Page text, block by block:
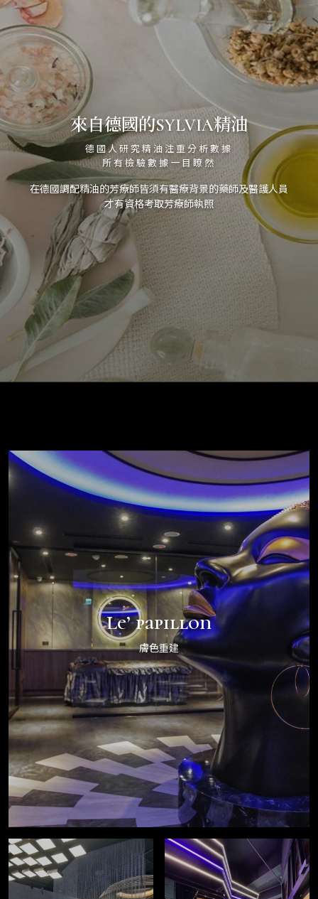
來自德國的SYLVIA精油
德國人研究精油注重分析數據
所有檢驗數據一目瞭然
在德國調配精油的芳療師皆須有醫療背景的藥師及醫護人員
才有資格考取芳療師執照
Le’ papillon
膚色重建